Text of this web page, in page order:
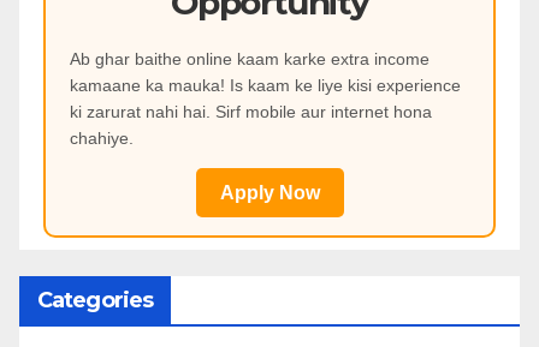
Ab ghar baithe online kaam karke extra income
kamaane ka mauka! Is kaam ke liye kisi experience
ki zarurat nahi hai. Sirf mobile aur internet hona
chahiye.
Apply Now
Categories